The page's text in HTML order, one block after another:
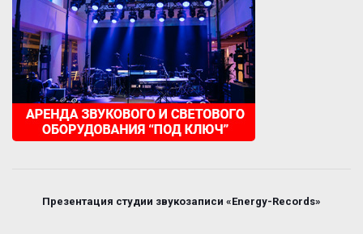
Презентация студии звукозаписи «Energy-Records»